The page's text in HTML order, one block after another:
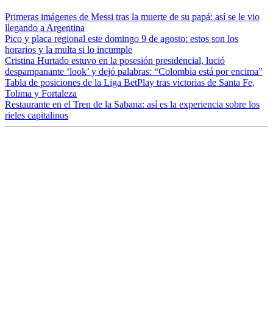
Primeras imágenes de Messi tras la muerte de su papá: así se le vio
llegando a Argentina
Pico y placa regional este domingo 9 de agosto: estos son los
horarios y la multa si lo incumple
Cristina Hurtado estuvo en la posesión presidencial, lució
despampanante ‘look’ y dejó palabras: “Colombia está por encima”
Tabla de posiciones de la Liga BetPlay tras victorias de Santa Fe,
Tolima y Fortaleza
Restaurante en el Tren de la Sabana: así es la experiencia sobre los
rieles capitalinos